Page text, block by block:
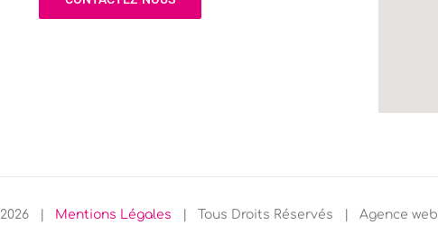
2026 | Mentions Légales | Tous Droits Réservés | Agence web